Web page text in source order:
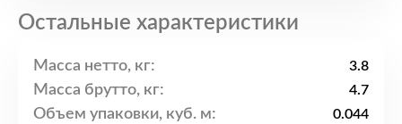
Остальные характеристики
Масса нетто, кг: 3.8
Масса брутто, кг: 4.7
Объем упаковки, куб. м: 0.044